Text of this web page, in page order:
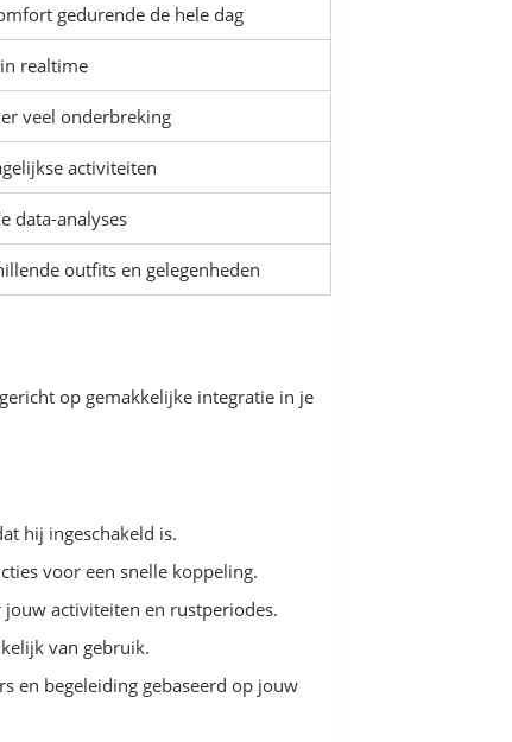
gedurende de hele dag
realtime
veel onderbreking
activiteiten
data-analyses
outfits en gelegenheden
op gemakkelijke integratie in je
hij ingeschakeld is.
voor een snelle koppeling.
activiteiten en rustperiodes.
van gebruik.
en begeleiding gebaseerd op jouw